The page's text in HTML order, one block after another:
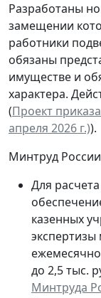
Разработаны
замещении
работники
обязаны
имуществе и
характера.
(Проект
апреля 2026 г.)).
Минтруд России
Для
казенных
до 2,5 тыс.
Минтруда